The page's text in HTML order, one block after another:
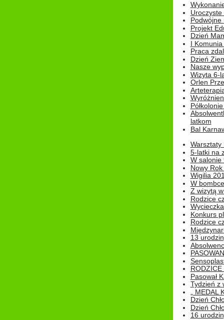
Podwójne
Projekt
Dzień
I
Praca
Dzień
Nasze
Wizyta 6-
Orlen
latkom
Bal
Warsztaty
5-latki na
W salonie
Nowy
Wigilia
W bombce
Z wizytą
Rodzice
Konkurs
Rodzice
13
Pasował
Tydzień z
„
Dzień
Dzień
16